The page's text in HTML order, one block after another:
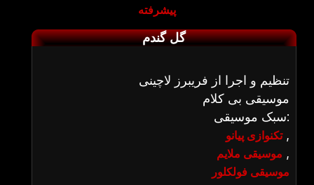
پیشرفته
گل گندم
تنظیم و اجرا از فریبرز لاچینی
موسیقی بی کلام
سبک موسیقی:
تکنوازی پیانو,
موسیقی ملایم ,
موسیقی فولکلور